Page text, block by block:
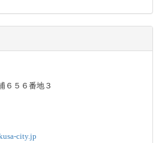
６５６番地３
city.jp